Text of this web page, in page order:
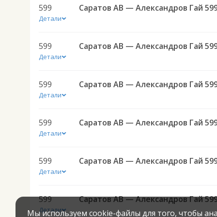
599
Детали
Саратов АВ — Александров Гай
599
Детали
Саратов АВ — Александров Гай
599
Детали
Саратов АВ — Александров Гай
599
Детали
Саратов АВ — Александров Гай
599
Детали
Саратов АВ — Александров Гай
599
Детали
Саратов АВ — Александров Гай
Мы используем cookie-файлы для того, чтобы